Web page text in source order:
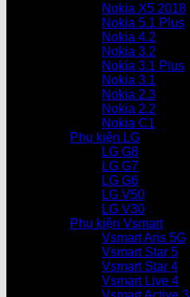
Nokia X5 2018
Nokia 5.1 Plus
Nokia 4.2
Nokia 3.2
Nokia 3.1 Plus
Nokia 3.1
Nokia 2.3
Nokia 2.2
Nokia C1
Phụ kiện LG
LG G8
LG G7
LG G6
LG V50
LG V30
Phụ kiện Vsmart
Vsmart Aris 5G
Vsmart Star 5
Vsmart Star 4
Vsmart Live 4